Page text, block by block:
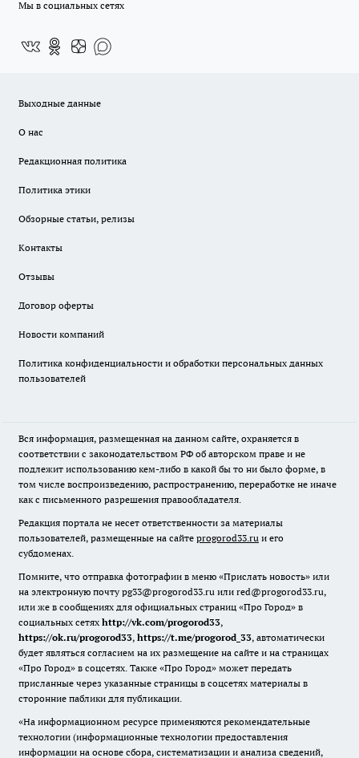
Мы в социальных сетях
Выходные данные
О нас
Редакционная политика
Политика этики
Обзорные статьи, релизы
Контакты
Отзывы
Договор оферты
Новости компаний
Политика конфиденциальности и обработки персональных данных
пользователей
Вся информация, размещенная на данном сайте, охраняется в
соответствии с законодательством РФ об авторском праве и не
подлежит использованию кем-либо в какой бы то ни было форме, в
том числе воспроизведению, распространению, переработке не иначе
как с письменного разрешения правообладателя.
Редакция портала не несет ответственности за материалы
пользователей, размещенные на сайте progorod33.ru и его
субдоменах.
Помните, что отправка фотографии в меню «Прислать новость» или
на электронную почту pg33@progorod33.ru или red@progorod33.ru,
или же в сообщениях для официальных страниц «Про Город» в
социальных сетях http://vk.com/progorod33,
https://ok.ru/progorod33, https://t.me/progorod_33, автоматически
будет являться согласием на их размещение на сайте и на страницах
«Про Город» в соцсетях. Также «Про Город» может передать
присланные через указанные страницы в соцсетях материалы в
сторонние паблики для публикации.
«На информационном ресурсе применяются рекомендательные
технологии (информационные технологии предоставления
информации на основе сбора, систематизации и анализа сведений,